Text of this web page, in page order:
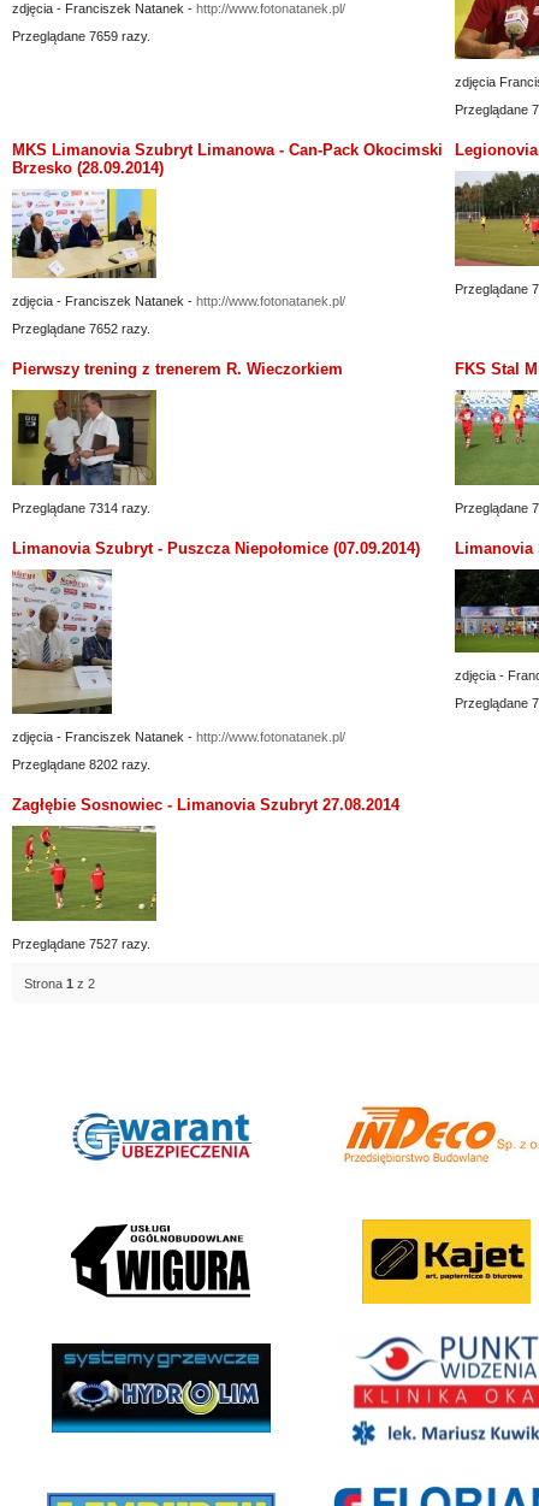
zdjęcia - Franciszek Natanek - http://www.fotonatanek.pl/
Przeglądane 7659 razy.
zdjęcia
Przeglądane
MKS Limanovia Szubryt Limanowa - Can-Pack Okocimski
Brzesko (28.09.2014)
zdjęcia - Franciszek Natanek - http://www.fotonatanek.pl/
Przeglądane 7652 razy.
Przeglądane
Pierwszy trening z trenerem R. Wieczorkiem
Przeglądane 7314 razy.
FKS Stal
Przeglądane
Limanovia Szubryt - Puszcza Niepołomice (07.09.2014)
zdjęcia - Franciszek Natanek - http://www.fotonatanek.pl/
Przeglądane 8202 razy.
Limanovia
zdjęcia -
Przeglądane
Zagłębie Sosnowiec - Limanovia Szubryt 27.08.2014
Przeglądane 7527 razy.
Strona 1 z 2